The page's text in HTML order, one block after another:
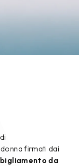
firmati dai
da